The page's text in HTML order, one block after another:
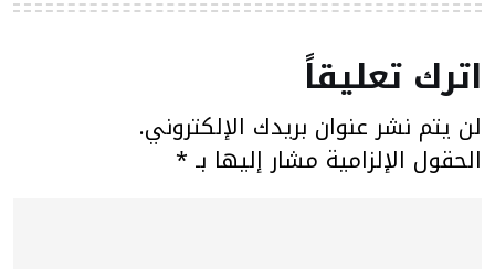
اترك تعليقاً
لن يتم نشر عنوان بريدك الإلكتروني.
الحقول الإلزامية مشار إليها بـ *